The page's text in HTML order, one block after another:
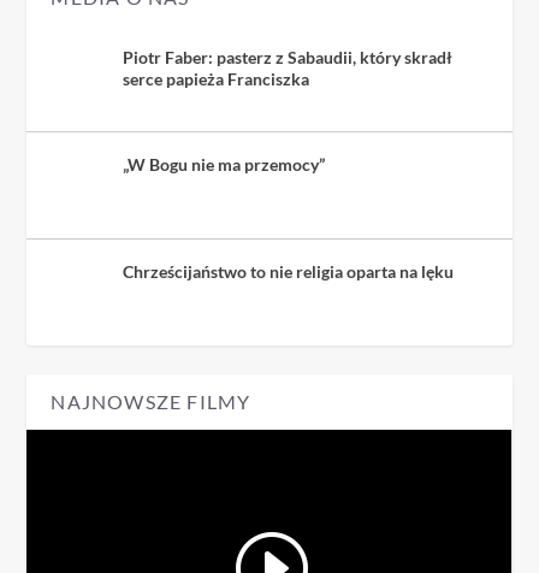
Piotr Faber: pasterz z Sabaudii, który skradł
serce papieża Franciszka
„W Bogu nie ma przemocy”
Chrześcijaństwo to nie religia oparta na lęku
NAJNOWSZE FILMY